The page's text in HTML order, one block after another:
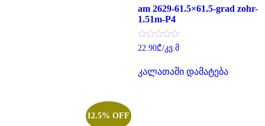
am 2629-61.5×61.5-grad zohr-
1.51m-P4
შეფასება
0
5-
დან
22.90₾/კვ.მ
კალათაში დამატება
12.5% OFF